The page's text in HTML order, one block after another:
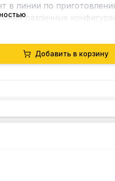
в линии по
различных
оптимизировать
безопасные края
Добавить в корзину